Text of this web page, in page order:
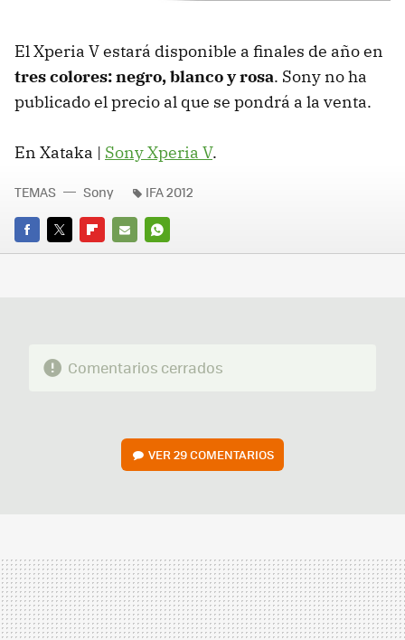
El Xperia V estará disponible a finales de año en
tres colores: negro, blanco y rosa. Sony no ha
publicado el precio al que se pondrá a la venta.
En Xataka | Sony Xperia V.
FACEBOOK
TWITTERFLIPBOARD
E-
WHATSAPP
TEMAS Sony IFA 2012
Comentarios cerrados
VER29 COMENTARIOS